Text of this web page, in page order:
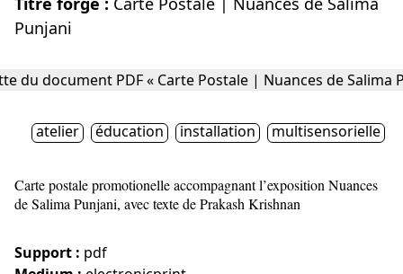
Punjani
atelier éducation installation multisensorielle
Carte postale promotionelle accompagnant l’exposition Nuances
de Salima Punjani, avec texte de Prakash Krishnan
Support : pdf